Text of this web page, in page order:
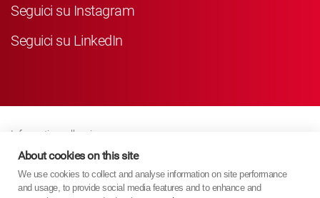
Seguici su Instagram
Seguici su LinkedIn
Informativa sulla privacy
Business Partner Privacy
Politica Sui Cookie
Modern Slavery Act Policy
About cookies on this site
We use cookies to collect and analyse information on site performance
and usage, to provide social media features and to enhance and